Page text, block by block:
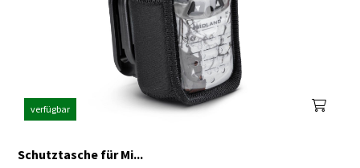
verfügbar
Schutztasche für Mi...